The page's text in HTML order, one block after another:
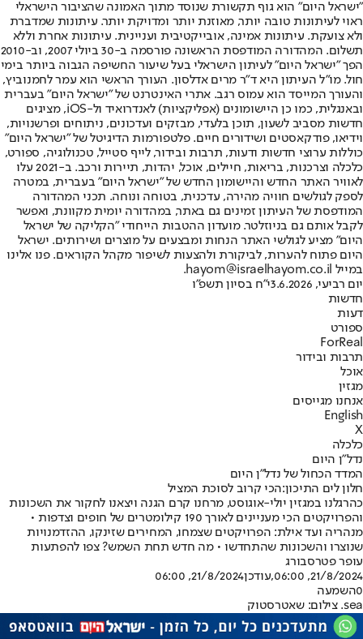
"ישראל היום" הוא גוף תקשורת שנוסד מתוך האמונה שהציבור הישראלי
ראוי לעיתונות טובה יותר, מאוזנת יותר ומדויקת יותר. עיתונות שמדברת
ולא צועקת. עיתונות אמינה, אובייקטיבית ועניינית. עיתונות אחרת וללא
תשלום. המהדורה המודפסת הראשונה פורסמה ב-30 ביולי 2007, וב-2010
הפך "ישראל היום" לעיתון הישראלי בעל שיעור החשיפה הגבוה ביותר בימי
חול. מו"ל העיתון היא ד"ר מרים אדלסון. העורך הראשי הוא עמר לחמנוביץ,
והעורך המייסד הוא עמוס רגב. אתרי האינטרנט של "ישראל היום" בעברית
ובאנגלית, כמו כן היישומונים (אפליקציות) לאנדרואיד ול-iOS, מציגים
חדשות מסביב לשעון, תוכן בלעדי, מבזקים ועדכונים, ניתוחים ופרשנויות,
וידיאו, פודקאסטים ושידורים חיים. פלטפורמות הדיגיטל של "ישראל היום"
כוללות ערוצי חדשות ודעות, תרבות ובידור, לייף סטייל, טכנולוגיה, ספורט,
כלכלה וצרכנות, בריאות, חיילים, אוכל, יהדות, תיירות ורכב. ב-2021 עלו
לאוויר האתר החדש והיישומון החדש של "ישראל היום" בעברית, במטרה
לספק לגולשים חוויה מהירה, עדכנית, בטוחה ונוחה. תכני המהדורה
המודפסת של העיתון זמינים גם באתר, במהדורה יומית מקוונת, ואפשר
לקבל אותם גם בניוזלטר. מועדון ההטבות הייחודי "הקליקה של ישראל
היום" מציע לגולשי האתר הנחות ומבצעים על מוצרים ושירותים. ישראל
היום פתוח להערות, לביקורת ולהצעות לשיפור מקהל הקוראים. פנו אלינו
במייל hayom@israelhayom.co.il.
יום רביעי, 3.6.2026
י"ח בסיון תשפ"ו
חדשות
דעות
ספורט
ForReal
תרבות ובידור
אוכל
מגזין
אנחנו מגייסים
English
X
כלכלה
נדל"ן היום
המדד הכחול של נדל"ן היום
חלון לים התיכון:הכי קרוב לסוכת המציל
כהרגלנו במגזין יולי-אוגוסט, מרחנו קרם הגנה ויצאנו לחקור את השכונות
והפרויקטים הכי מעניינים לאורך 190 קילומטרים של חופים וצדפות •
מנהריה ועד אילת: הפרויקטים שצמחו, המחירים שזינקו, ההזדמנויות
שנוצרו והשכונות שהתחדשו • מה חדש תחת השמש? צפו להפתעות
עופר פטרסבורג
21/8/2024, 06:00
,עודכן21/8/2024, 06:00
0השמעה
sea. צילום: שאטרסטוק